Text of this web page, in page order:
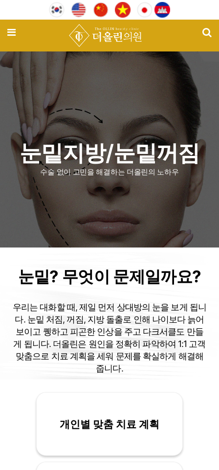
메뉴
눈밑지방/눈밑꺼짐
수술 없이 고민을 해결하는 더올린의 노하우
눈밑? 무엇이 문제일까요?
우리는 대화할 때, 제일 먼저 상대방의 눈을 보게 됩니
다. 눈밑 처짐, 꺼짐, 지방 돌출로 인해 나이보다 늙어
보이고 퀭하고 피곤한 인상을 주고 다크서클도 만들
게 됩니다. 더올린은 원인을 정확히 파악하여 1:1 고객
맞춤으로 치료 계획을 세워 문제를 확실하게 해결해
줍니다.
개인별 맞춤 치료 계획